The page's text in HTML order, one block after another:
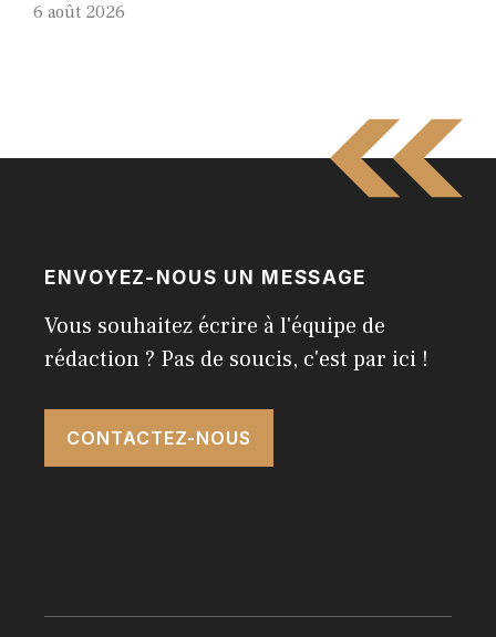
6 août 2026
ENVOYEZ-NOUS UN MESSAGE
Vous souhaitez écrire à l'équipe de
rédaction ? Pas de soucis, c'est par ici !
CONTACTEZ-NOUS